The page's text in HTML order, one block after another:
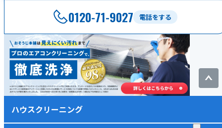
電話をする
0120-71-9027
ハウスクリーニング